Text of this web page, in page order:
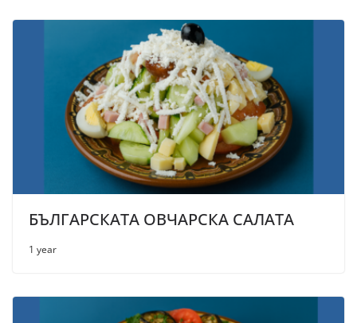
БЪЛГАРСКАТА ОВЧАРСКА САЛАТА
1 year